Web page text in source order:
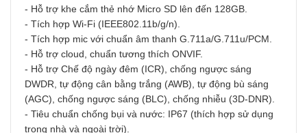
- Hỗ trợ khe cắm thẻ nhớ Micro SD lên đến 128GB.
- Tích hợp Wi-Fi (IEEE802.11b/g/n).
- Tích hợp mic với chuẩn âm thanh G.711a/G.711u/PCM.
- Hỗ trợ cloud, chuẩn tương thích ONVIF.
- Hỗ trợ Chế độ ngày đêm (ICR), chống ngược sáng
DWDR, tự động cân bằng trắng (AWB), tự động bù sáng
(AGC), chống ngược sáng (BLC), chống nhiễu (3D-DNR).
- Tiêu chuẩn chống bụi và nước: IP67 (thích hợp sử dụng
trong nhà và ngoài trời).